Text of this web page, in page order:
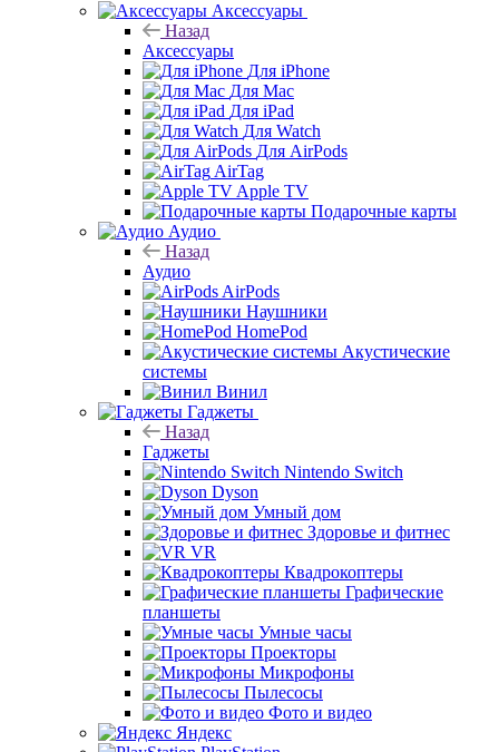
Аксессуары
Назад
Аксессуары
Для iPhone
Для Mac
Для iPad
Для Watch
Для AirPods
AirTag
Apple TV
Подарочные карты
Аудио
Назад
Аудио
AirPods
Наушники
HomePod
Акустические
системы
Винил
Гаджеты
Назад
Гаджеты
Nintendo Switch
Dyson
Умный дом
Здоровье и фитнес
VR
Квадрокоптеры
Графические
планшеты
Умные часы
Проекторы
Микрофоны
Пылесосы
Фото и видео
Яндекс